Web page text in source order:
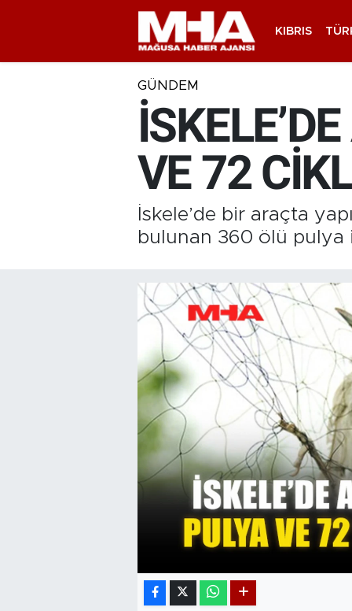
KIBRIS
GÜNDEM
VE 72
İskele’de bir araçta
bulunan 360 ölü pulya